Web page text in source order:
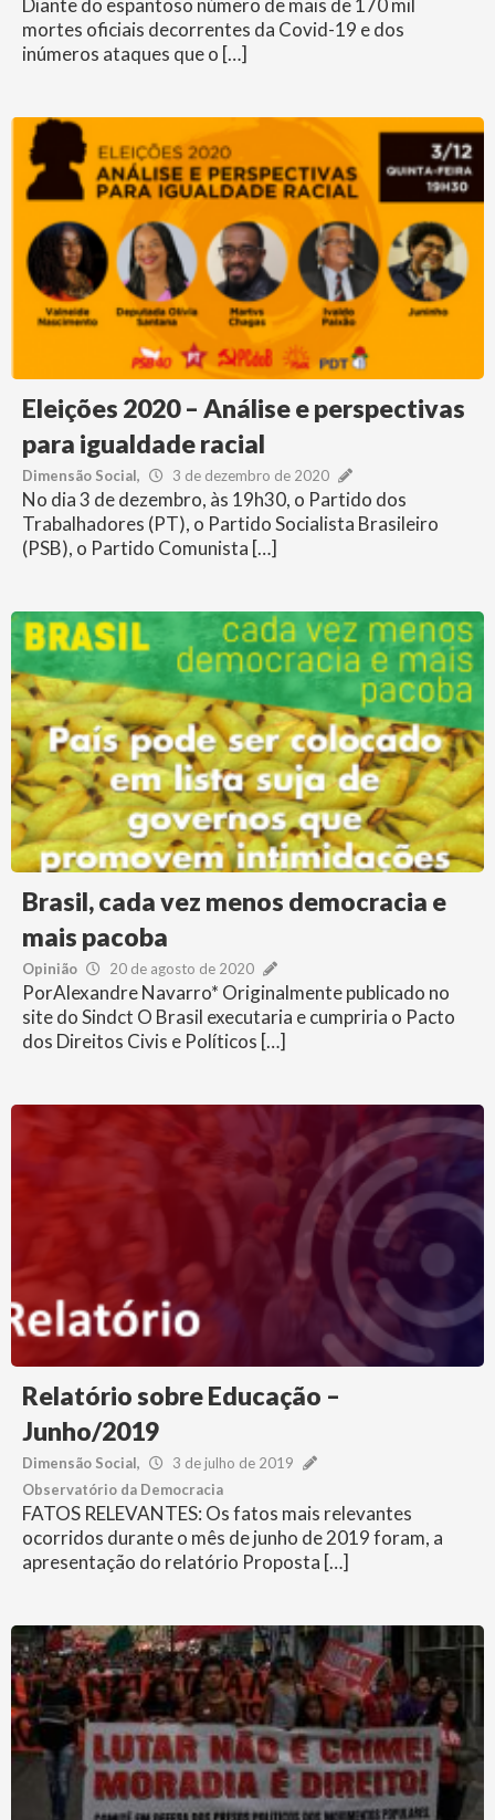
Diante do espantoso número de mais de 170 mil
mortes oficiais decorrentes da Covid-19 e dos
inúmeros ataques que o […]
Eleições 2020 – Análise e perspectivas
para igualdade racial
Dimensão Social 3 de dezembro de 2020
No dia 3 de dezembro, às 19h30, o Partido dos
Trabalhadores (PT), o Partido Socialista Brasileiro
(PSB), o Partido Comunista […]
Brasil, cada vez menos democracia e
mais pacoba
Opinião 20 de agosto de 2020
PorAlexandre Navarro* Originalmente publicado no
site do Sindct O Brasil executaria e cumpriria o Pacto
dos Direitos Civis e Políticos […]
Relatório sobre Educação –
Junho/2019
Dimensão Social
3 de julho de 2019
Observatório da Democracia
FATOS RELEVANTES: Os fatos mais relevantes
ocorridos durante o mês de junho de 2019 foram, a
apresentação do relatório Proposta […]